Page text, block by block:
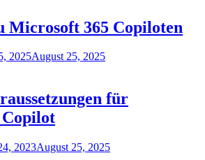
Microsoft 365 Copiloten
2025August 25, 2025
für
2023August 25, 2025